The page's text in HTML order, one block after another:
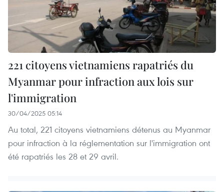
221 citoyens vietnamiens rapatriés du
Myanmar pour infraction aux lois sur
l'immigration
30/04/2025 05:14
Au total, 221 citoyens vietnamiens détenus au Myanmar
pour infraction à la réglementation sur l'immigration ont
été rapatriés les 28 et 29 avril.